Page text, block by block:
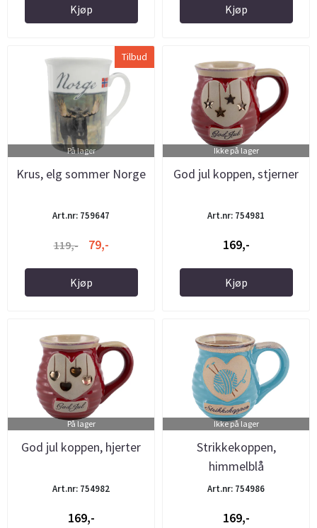
Kjøp Kjøp
Tilbud
På lager
Krus, elg sommer Norge
Art.nr: 759647
119,- 79,-
Kjøp
Ikke på lager
God jul koppen, stjerner
Art.nr: 754981
169,-
Kjøp
På lager
God jul koppen, hjerter
Art.nr: 754982
169,-
Ikke på lager
Strikkekoppen,
himmelblå
Art.nr: 754986
169,-